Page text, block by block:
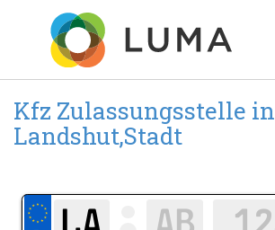
Inhalt
springen
Kfz Zulassungsstelle in
Landshut,Stadt